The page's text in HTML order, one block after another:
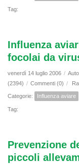
Tag:
Influenza
focolai da
venerdì 14 luglio 2006 /
(2394) / Commenti (0) /
Categorie: Influenza aviare
Tag:
Prevenzione
piccoli